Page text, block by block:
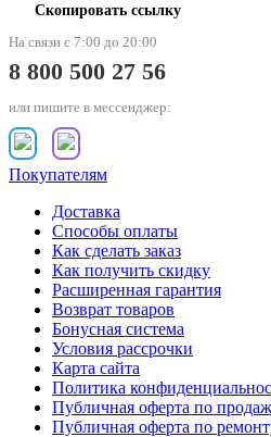
Скопировать ссылку
На связи с 7:00 до 20:00
8 800 500 27 56
или пишите в мессенджер:
Покупателям
Доставка
Способы оплаты
Как сделать заказ
Как получить скидку
Расширенная гарантия
Возврат товаров
Бонусная система
Условия рассрочки
Карта сайта
Политика
Публичная оферта по
Публичная оферта по